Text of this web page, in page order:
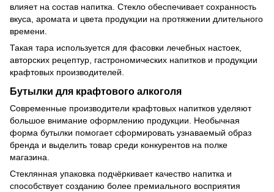
влияет на состав напитка. Стекло обеспечивает сохранность
вкуса, аромата и цвета продукции на протяжении длительного
времени.
Такая тара используется для фасовки лечебных настоек,
авторских рецептур, гастрономических напитков и продукции
крафтовых производителей.
Бутылки для крафтового алкоголя
Современные производители крафтовых напитков уделяют
большое внимание оформлению продукции. Необычная
форма бутылки помогает сформировать узнаваемый образ
бренда и выделить товар среди конкурентов на полке
магазина.
Стеклянная упаковка подчёркивает качество напитка и
способствует созданию более премиального восприятия